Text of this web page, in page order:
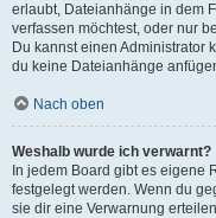
erlaubt, Dateianhänge in dem
verfassen möchtest, oder nur
Du kannst einen Administrator
du keine Dateianhänge
Nach oben
Weshalb wurde ich verwarnt?
In jedem Board gibt es eigene
festgelegt werden. Wenn du
sie dir eine Verwarnung